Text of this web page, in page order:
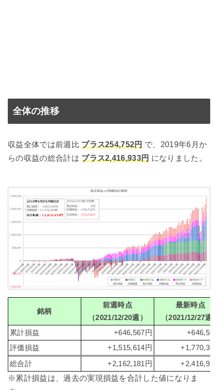
全体の推移
収益全体では前週比 プラス254,752円 で、2019年6月か
らの収益の総合計は プラス2,416,933円 になりました。
銘柄
前週時点
（2021/12/20週）
最新時点
（2021/12/27週
累計損益
+646,567円
評価損益
+1,515,614円
総合計 +2,162,181円
※累計損益は、過去の実現損益を合計した値になりま